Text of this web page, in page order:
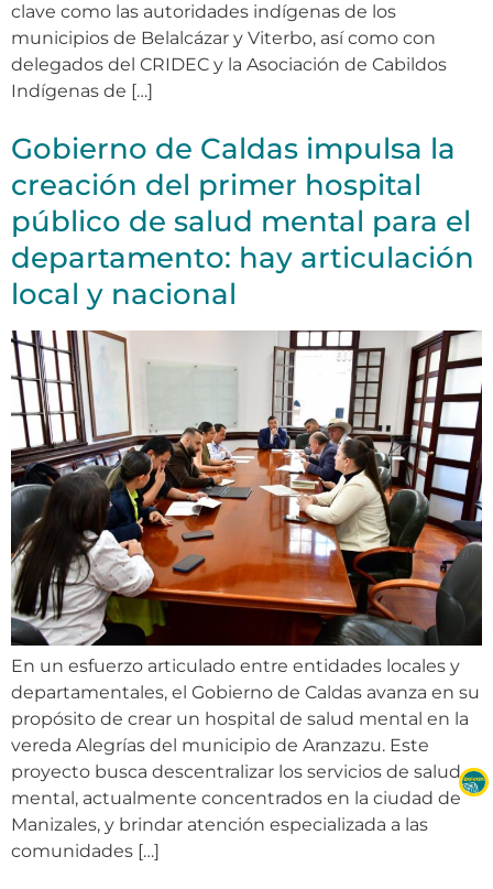
clave como las autoridades indígenas de los
municipios de Belalcázar y Viterbo, así como con
delegados del CRIDEC y la Asociación de Cabildos
Indígenas de […]
Gobierno de Caldas impulsa la
creación del primer hospital
público de salud mental para el
departamento: hay articulación
local y nacional
En un esfuerzo articulado entre entidades locales y
departamentales, el Gobierno de Caldas avanza en su
propósito de crear un hospital de salud mental en la
vereda Alegrías del municipio de Aranzazu. Este
proyecto busca descentralizar los servicios de salud
mental, actualmente concentrados en la ciudad de
Manizales, y brindar atención especializada a las
comunidades […]